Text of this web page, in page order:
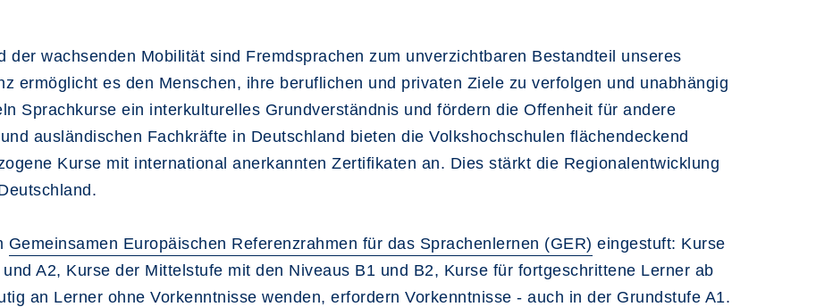
der wachsenden Mobilität sind Fremdsprachen zum unverzichtbaren Bestandteil unseres
ermöglicht es den Menschen, ihre beruflichen und privaten Ziele zu verfolgen und unabhängig
Sprachkurse ein interkulturelles Grundverständnis und fördern die Offenheit für andere
ausländischen Fachkräfte in Deutschland bieten die Volkshochschulen flächendeckend
Kurse mit international anerkannten Zertifikaten an. Dies stärkt die Regionalentwicklung
Gemeinsamen Europäischen Referenzrahmen für das Sprachenlernen (GER) eingestuft: Kurse
A2, Kurse der Mittelstufe mit den Niveaus B1 und B2, Kurse für fortgeschrittene Lerner ab
an Lerner ohne Vorkenntnisse wenden, erfordern Vorkenntnisse - auch in der Grundstufe A1.